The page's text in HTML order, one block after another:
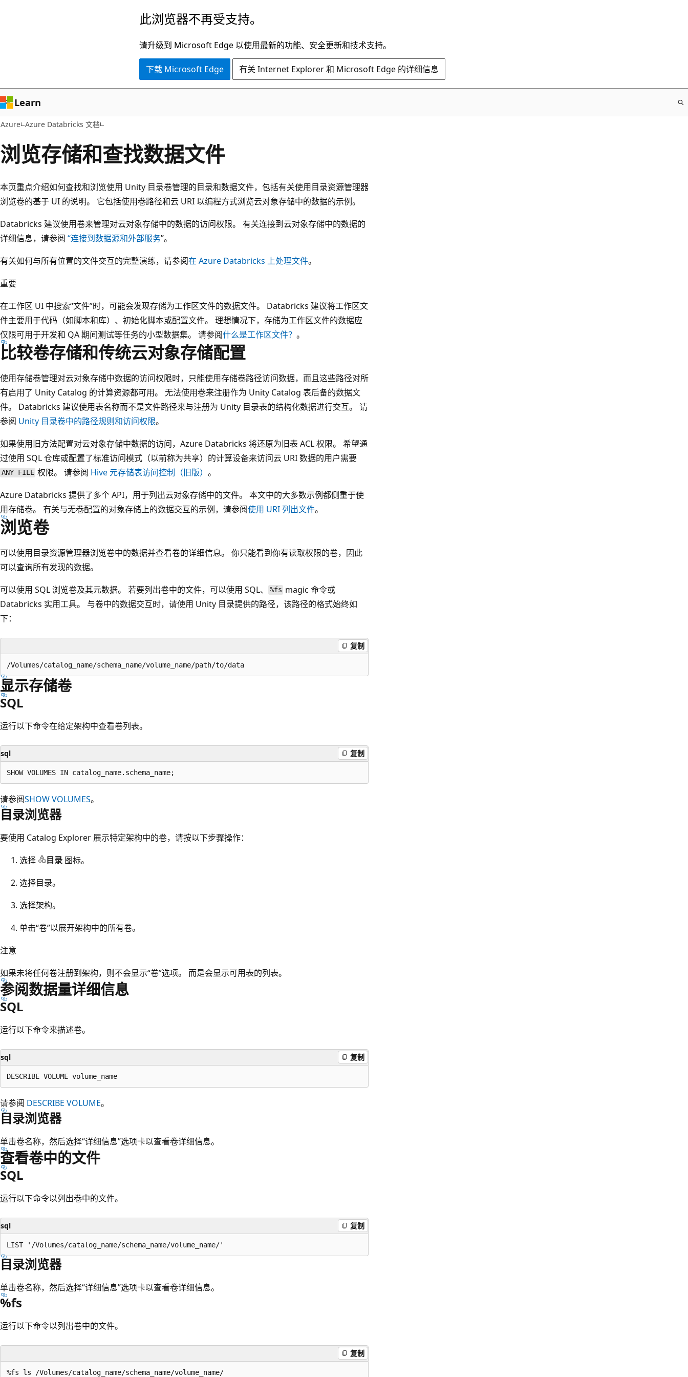
容
此浏览器不再受支持。
请升级到 Microsoft Edge 以使用最新的功能、安全更新和技术支持。
下载 Microsoft Edge 有关 Internet Explorer 和 Microsoft Edge 的详细信息
Learn
Azure Azure Databricks 文档
浏览存储和查找数据文件
本页重点介绍如何查找和浏览使用 Unity 目录卷管理的目录和数据文件，包括有关使用目录资源管理器
浏览卷的基于 UI 的说明。 它包括使用卷路径和云 URI 以编程方式浏览云对象存储中的数据的示例。
Databricks 建议使用卷来管理对云对象存储中的数据的访问权限。 有关连接到云对象存储中的数据的
详细信息，请参阅 “连接到数据源和外部服务”。
有关如何与所有位置的文件交互的完整演练，请参阅在 Azure Databricks 上处理文件。
重要
在工作区 UI 中搜索“文件”时，可能会发现存储为工作区文件的数据文件。
Databricks 建议将工作区文
件主要用于代码（如脚本和库）、初始化脚本或配置文件。 理想情况下，存储为工作区文件的数据应
仅限可用于开发和 QA 期间测试等任务的小型数据集。 请参阅什么是工作区文件？ 。
比较卷存储和传统云对象存储配置
使用存储卷管理对云对象存储中数据的访问权限时，只能使用存储卷路径访问数据，而且这些路径对所
有启用了 Unity Catalog 的计算资源都可用。 无法使用卷来注册作为 Unity Catalog 表后备的数据文
件。 Databricks 建议使用表名称而不是文件路径来与注册为 Unity 目录表的结构化数据进行交互。 请
参阅 Unity 目录卷中的路径规则和访问权限。
如果使用旧方法配置对云对象存储中数据的访问，Azure Databricks 将还原为旧表 ACL 权限。 希望通
过使用 SQL 仓库或配置了标准访问模式（以前称为共享）的计算设备来访问云 URI 数据的用户需要
ANY FILE 权限。 请参阅 Hive 元存储表访问控制（旧版）。
Azure Databricks 提供了多个 API，用于列出云对象存储中的文件。 本文中的大多数示例都侧重于使
用存储卷。 有关与无卷配置的对象存储上的数据交互的示例，请参阅使用 URI 列出文件。
浏览卷
可以使用目录资源管理器浏览卷中的数据并查看卷的详细信息。 你只能看到你有读取权限的卷，因此
可以查询所有发现的数据。
可以使用 SQL 浏览卷及其元数据。 若要列出卷中的文件，可以使用 SQL、
%fs magic 命令或
Databricks 实用工具。 与卷中的数据交互时，请使用 Unity 目录提供的路径，该路径的格式始终如
下：
复制
显示存储卷
SQL
运行以下命令在给定架构中查看卷列表。
sql 复制
请参阅SHOW VOLUMES。
目录浏览器
要使用 Catalog Explorer 展示特定架构中的卷，请按以下步骤操作：
选择
目录 图标。
选择目录。
选择架构。
单击“卷”以展开架构中的所有卷。
注意
如果未将任何卷注册到架构，则不会显示“卷”选项。
而是会显示可用表的列表。
参阅数据量详细信息
SQL
运行以下命令来描述卷。
sql 复制
请参阅 DESCRIBE VOLUME。
目录浏览器
单击卷名称，然后选择“详细信息”选项卡以查看卷详细信息。
查看卷中的文件
SQL
运行以下命令以列出卷中的文件。
sql 复制
目录浏览器
单击卷名称，然后选择“详细信息”选项卡以查看卷详细信息。
%fs
运行以下命令以列出卷中的文件。
复制